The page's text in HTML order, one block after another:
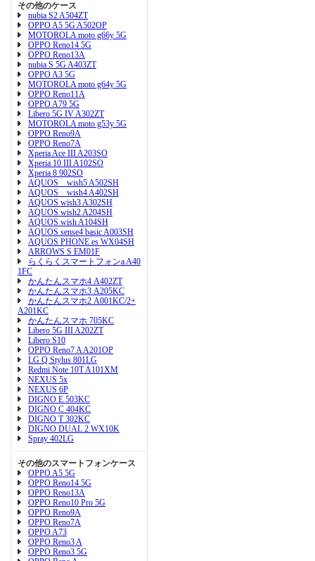
その他のケース
nubia S2 A504ZT
OPPO A5 5G A502OP
MOTOROLA moto g66y 5G
OPPO Reno14 5G
OPPO Reno13A
nubia S 5G A403ZT
OPPO A3 5G
MOTOROLA moto g64y 5G
OPPO Reno11A
OPPO A79 5G
Libero 5G IV A302ZT
MOTOROLA moto g53y 5G
OPPO Reno9A
OPPO Reno7A
Xperia Ace III A203SO
Xperia 10 III A102SO
Xperia 8 902SO
AQUOS wish5 A502SH
AQUOS wish4 A402SH
AQUOS wish3 A302SH
AQUOS wish2 A204SH
AQUOS wish A104SH
AQUOS sense4 basic A003SH
AQUOS PHONE es WX04SH
ARROWS S EM01F
らくらくスマートフォンa A40
1FC
かんたんスマホ4 A402ZT
かんたんスマホ3 A205KC
かんたんスマホ2 A001KC/2+
A201KC
かんたんスマホ 705KC
Libero 5G III A202ZT
Libero S10
OPPO Reno7 A A201OP
LG Q Stylus 801LG
Redmi Note 10T A101XM
NEXUS 5x
NEXUS 6P
DIGNO E 503KC
DIGNO C 404KC
DIGNO T 302KC
DIGNO DUAL 2 WX10K
Spray 402LG
その他のスマートフォンケース
OPPO A5 5G
OPPO Reno14 5G
OPPO Reno13A
OPPO Reno10 Pro 5G
OPPO Reno9A
OPPO Reno7A
OPPO A73
OPPO Reno3 A
OPPO Reno3 5G